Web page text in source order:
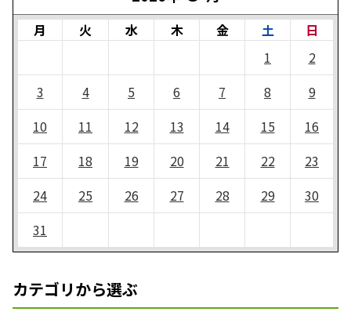
月 火 水 木 金 土
日
1
2
3
4 5 6 7 8
9
10
11 12 13 14 15
16
17
18 19 20 21 22
23
24
25 26 27 28 29
30
31
カテゴリから選ぶ